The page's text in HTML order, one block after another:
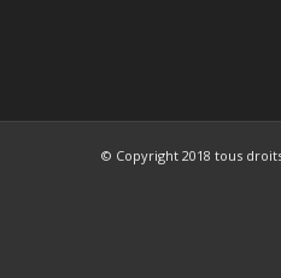
© Copyright 2018 tous